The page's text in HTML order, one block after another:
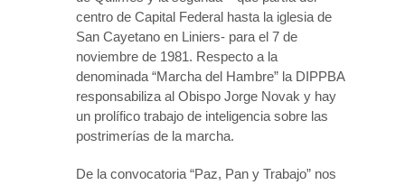
centro de Capital Federal hasta la iglesia de
San Cayetano en Liniers- para el 7 de
noviembre de 1981. Respecto a la
denominada “Marcha del Hambre” la DIPPBA
responsabiliza al Obispo Jorge Novak y hay
un prolífico trabajo de inteligencia sobre las
postrimerías de la marcha.
De la convocatoria “Paz, Pan y Trabajo” nos